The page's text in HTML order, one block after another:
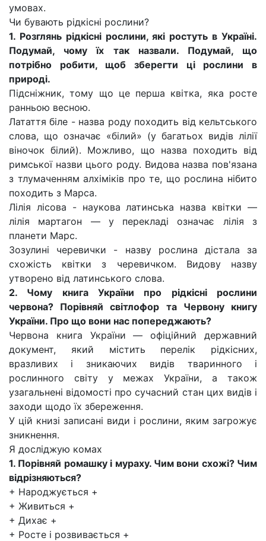
умовах.
Чи бувають рідкісні рослини?
1. Розглянь рідкісні рослини, які ростуть в Україні.
Подумай, чому їх так назвали. Подумай, що
потрібно робити, щоб зберегти ці рослини в
природі.
Підсніжник, тому що це перша квітка, яка росте
ранньою весною.
Латаття біле - назва роду походить від кельтського
слова, що означає «білий» (у багатьох видів лілії
віночок білий). Можливо, що назва походить від
римської назви цього роду. Видова назва пов'язана
з тлумаченням алхіміків про те, що рослина нібито
походить з Марса.
Лілія лісова - наукова латинська назва квітки —
лілія мартагон — у перекладі означає лілія з
планети Марс.
Зозулині черевички - назву рослина дістала за
схожість квітки з черевичком. Видову назву
утворено від латинського слова.
2. Чому книга України про рідкісні рослини
червона? Порівняй світлофор та Червону книгу
України. Про що вони нас попереджають?
Червона книга України — офіційний державний
документ, який містить перелік рідкісних,
вразливих і зникаючих видів тваринного і
рослинного світу у межах України, а також
узагальнені відомості про сучасний стан цих видів і
заходи щодо їх збереження.
У цій книзі записані види і рослини, яким загрожує
зникнення.
Я досліджую комах
1. Порівняй ромашку і мураху. Чим вони схожі? Чим
відрізняються?
+ Народжується +
+ Живиться +
+ Дихає +
+ Росте і розвивається +